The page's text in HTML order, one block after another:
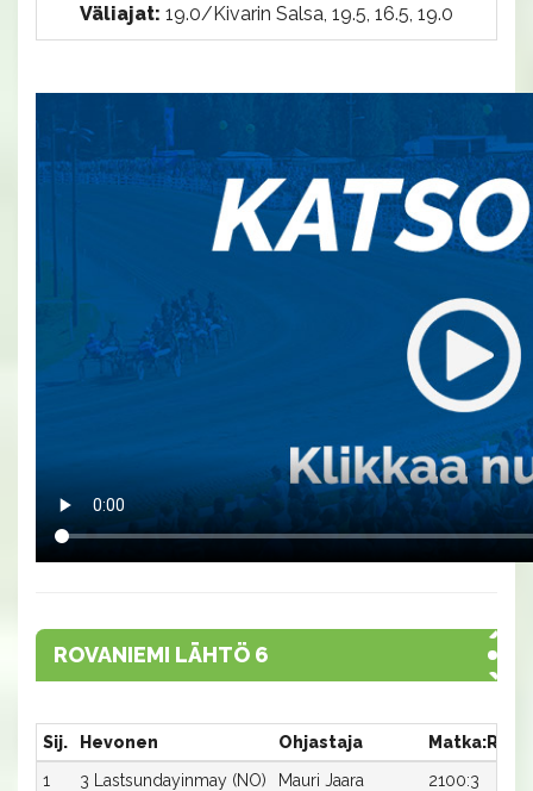
Väliajat: 19.0/Kivarin Salsa, 19.5, 16.5, 19.0
ROVANIEMI LÄHTÖ 6
Sij. Hevonen Ohjastaja
Matka:Rata
1
3 Lastsundayinmay (NO) Mauri Jaara
2100:3